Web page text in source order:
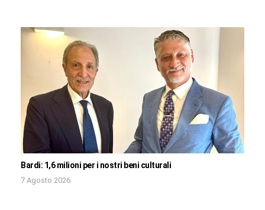
Bardi: 1,6 milioni per i nostri beni culturali
7 Agosto 2026